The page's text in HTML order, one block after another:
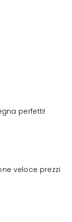
perfetti!
veloce prezzi